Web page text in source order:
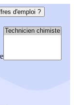
d'emploi ?